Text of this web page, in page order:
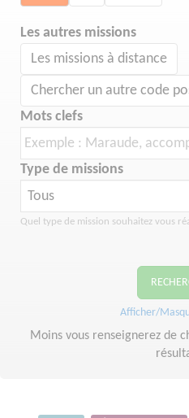
Les autres missions
Les missions à distance
Chercher un autre code
Mots clefs
Type de missions
Quel type de mission souhaitez vous
Afficher/
Moins vous renseignerez de